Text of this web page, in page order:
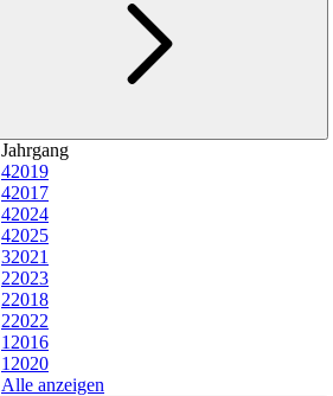
Jahrgang
42019
42017
42024
42025
32021
22023
22018
22022
1 2016
1 2020
Alle anzeigen